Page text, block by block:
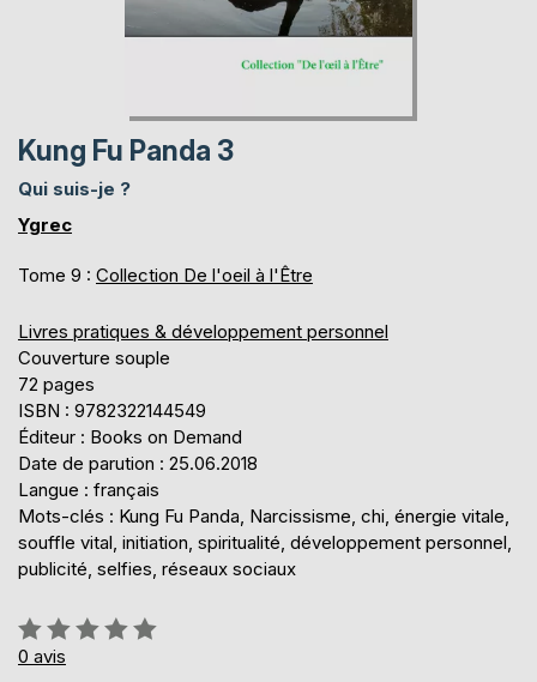
Kung Fu Panda 3
Qui suis-je ?
Ygrec
Tome 9 : Collection De l'oeil à l'Être
Livres pratiques & développement personnel
Couverture souple
72 pages
ISBN : 9782322144549
Éditeur : Books on Demand
Date de parution : 25.06.2018
Langue : français
Mots-clés : Kung Fu Panda, Narcissisme, chi, énergie vitale,
souffle vital, initiation, spiritualité, développement personnel,
publicité, selfies, réseaux sociaux
Évaluation:
0%
0 avis